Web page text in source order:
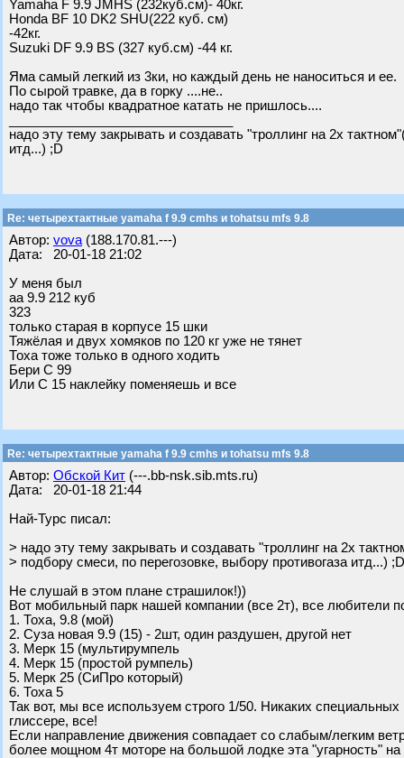
Yamaha F 9.9 JMHS (232куб.см)- 40кг.
Honda BF 10 DK2 SHU(222 куб. см)
-42кг.
Suzuki DF 9.9 BS (327 куб.см) -44 кг.
Яма самый легкий из 3ки, но каждый день не наноситься и ее.
По сырой травке, да в горку ....не..
надо так чтобы квадратное катать не пришлось....
надо эту тему закрывать и создавать "троллинг на 2х
итд...) ;D
Re: четырехтактные yamaha f 9.9 cmhs и tohatsu mfs 9.8
Автор: vova (188.170.81.---)
Дата: 20-01-18 21:02
У меня был
аа 9.9 212 куб
323
только старая в корпусе 15 шки
Тяжёлая и двух хомяков по 120 кг уже не тянет
Тоха тоже только в одного ходить
Бери С 99
Или С 15 наклейку поменяешь и все
Re: четырехтактные yamaha f 9.9 cmhs и tohatsu mfs 9.8
Автор: Обской Кит (---.bb-nsk.sib.mts.ru)
Дата: 20-01-18 21:44
Най-Турс писал:
> надо эту тему закрывать и создавать "троллинг на 2х
> подбору смеси, по перегозовке, выбору противогаза итд...) ;D
Не слушай в этом плане страшилок!))
Вот мобильный парк нашей компании (все 2т), все любители
1. Тоха, 9.8 (мой)
2. Суза новая 9.9 (15) - 2шт, один раздушен, другой нет
3. Мерк 15 (мультирумпель
4. Мерк 15 (простой румпель)
5. Мерк 25 (СиПро который)
6. Тоха 5
Так вот, мы все используем строго 1/50. Никаких
глиссере, все!
Если направление движения совпадает со слабым/легким
более мощном 4т моторе на большой лодке эта "угарность"